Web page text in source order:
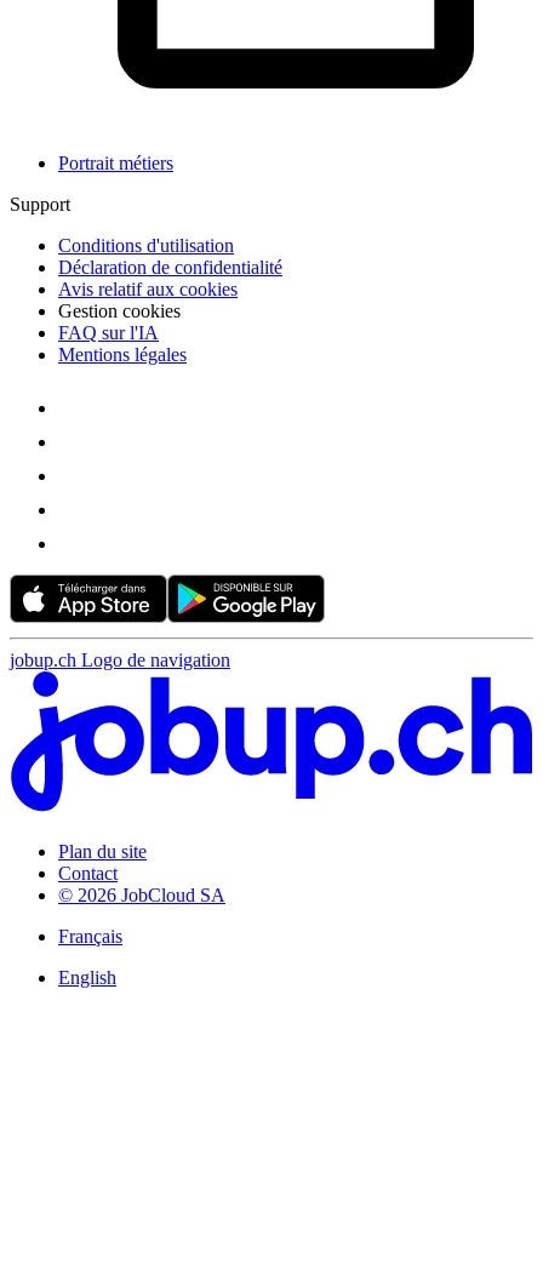
Portrait métiers
Support
Conditions d'utilisation
Déclaration de confidentialité
Avis relatif aux cookies
Gestion cookies
FAQ sur l'IA
Mentions légales
jobup.ch Logo de navigation
Plan du site
Contact
© 2026 JobCloud SA
Français
English